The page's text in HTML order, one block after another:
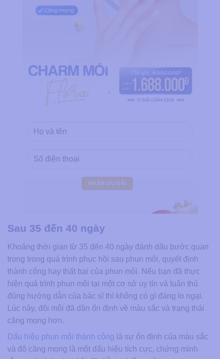
Sau 35 đến 40 ngày
Khoảng thời gian từ 35 đến 40 ngày đánh dấu bước quan
trọng trong quá trình phục hồi sau phun môi, quyết định
thành công hay thất bại của phun môi. Nếu bạn đã thực
hiện quá trình phun môi tại một cơ sở uy tín và tuân thủ
đúng hướng dẫn của bác sĩ thì không có gì đáng lo ngại.
Lúc này, đôi môi đã dần ổn định về màu sắc và trạng thái
căng mọng hơn.
Dấu hiệu phun môi thành công là sự ổn định của màu sắc
và độ căng mọng là một dấu hiệu tích cực, chứng minh